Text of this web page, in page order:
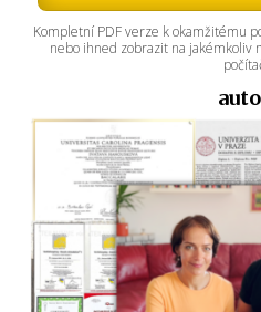
Kompletní PDF verze k okamžitému
nebo ihned zobrazit na jakémkoliv